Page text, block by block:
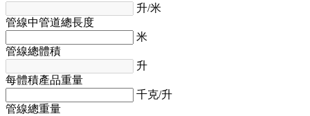
升/米
管線中管道總長度
米
管線總體積
升
每體積產品重量
千克/升
管線總重量